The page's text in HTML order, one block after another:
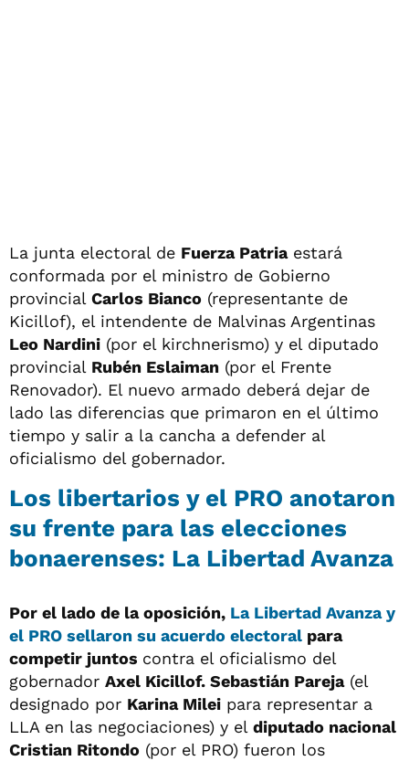
La junta electoral de Fuerza Patriaestará
conformada por el ministro de Gobierno
provincial Carlos Bianco (representante de
Kicillof), el intendente de Malvinas Argentinas
Leo Nardini (por el kirchnerismo) y el diputado
provincial Rubén Eslaiman (por el Frente
Renovador). El nuevo armado deberá dejar de
lado las diferencias que primaron en el último
tiempo y salir a la cancha a defender al
oficialismo del gobernador.
Los libertarios y el PRO anotaron
su frente para las elecciones
bonaerenses: La Libertad Avanza
Por el lado de la oposición, La Libertad Avanza y
el PRO sellaron su acuerdo electoral para
competir juntos contra el oficialismo del
gobernador Axel Kicillof. Sebastián Pareja(el
designado por Karina Milei para representar a
LLA en las negociaciones) y el diputado nacional
Cristian Ritondo (por el PRO) fueron los